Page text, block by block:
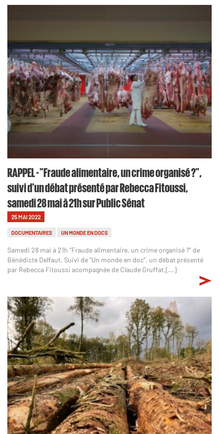
RAPPEL - "Fraude alimentaire, un crime organisé ?",
suivi d'un débat présenté par Rebecca Fitoussi,
samedi 28 mai à 21h sur Public Sénat
25 MAI 2022
DOCUMENTAIRES UN MONDE EN DOCS
Samedi 28 mai à 21h "Fraude alimentaire, un crime organisé ?" de
Bénédicte Delfaut. Suivi de "Un monde en doc", un débat présenté
par Rebecca Fitoussi acompagnée de Claude Gruffat,[...]